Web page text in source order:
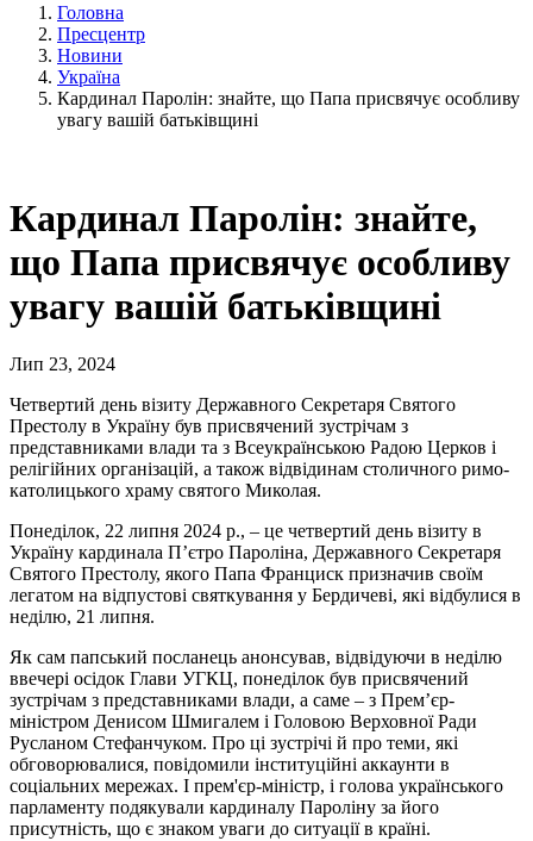
Головна
Пресцентр
Новини
Україна
Кардинал Паролін: знайте, що Папа присвячує особливу
увагу вашій батьківщині
Кардинал Паролін: знайте,
що Папа присвячує особливу
увагу вашій батьківщині
Лип 23, 2024
Четвертий день візиту Державного Секретаря Святого
Престолу в Україну був присвячений зустрічам з
представниками влади та з Всеукраїнською Радою Церков і
релігійних організацій, а також відвідинам столичного римо-
католицького храму святого Миколая.
Понеділок, 22 липня 2024 р., – це четвертий день візиту в
Україну кардинала П’єтро Пароліна, Державного Секретаря
Святого Престолу, якого Папа Франциск призначив своїм
легатом на відпустові святкування у Бердичеві, які відбулися в
неділю, 21 липня.
Як сам папський посланець анонсував, відвідуючи в неділю
ввечері осідок Глави УГКЦ, понеділок був присвячений
зустрічам з представниками влади, а саме – з Прем’єр-
міністром Денисом Шмигалем і Головою Верховної Ради
Русланом Стефанчуком. Про ці зустрічі й про теми, які
обговорювалися, повідомили інституційні аккаунти в
соціальних мережах. І прем'єр-міністр, і голова українського
парламенту подякували кардиналу Пароліну за його
присутність, що є знаком уваги до ситуації в країні.